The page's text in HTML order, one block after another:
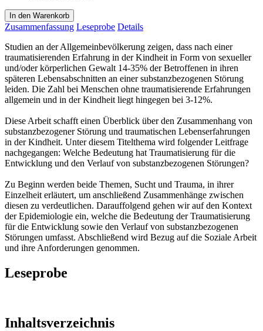
In den Warenkorb
Zusammenfassung Leseprobe Details
Studien an der Allgemeinbevölkerung zeigen, dass nach einer
traumatisierenden Erfahrung in der Kindheit in Form von sexueller
und/oder körperlichen Gewalt 14-35% der Betroffenen in ihren
späteren Lebensabschnitten an einer substanzbezogenen Störung
leiden. Die Zahl bei Menschen ohne traumatisierende Erfahrungen
allgemein und in der Kindheit liegt hingegen bei 3-12%.
Diese Arbeit schafft einen Überblick über den Zusammenhang von
substanzbezogener Störung und traumatischen Lebenserfahrungen
in der Kindheit. Unter diesem Titelthema wird folgender Leitfrage
nachgegangen: Welche Bedeutung hat Traumatisierung für die
Entwicklung und den Verlauf von substanzbezogenen Störungen?
Zu Beginn werden beide Themen, Sucht und Trauma, in ihrer
Einzelheit erläutert, um anschließend Zusammenhänge zwischen
diesen zu verdeutlichen. Darauffolgend gehen wir auf den Kontext
der Epidemiologie ein, welche die Bedeutung der Traumatisierung
für die Entwicklung sowie den Verlauf von substanzbezogenen
Störungen umfasst. Abschließend wird Bezug auf die Soziale Arbeit
und ihre Anforderungen genommen.
Leseprobe
Inhaltsverzeichnis